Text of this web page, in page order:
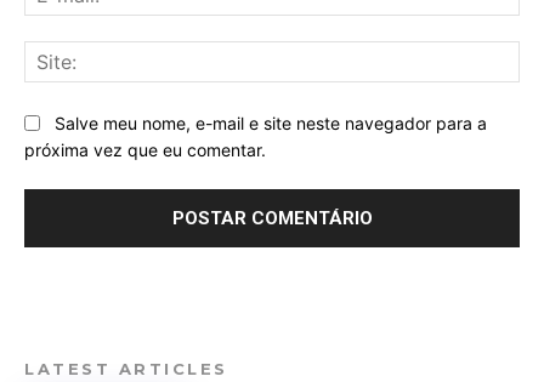
Salve meu nome, e-mail e site neste navegador para a
próxima vez que eu comentar.
LATEST ARTICLES